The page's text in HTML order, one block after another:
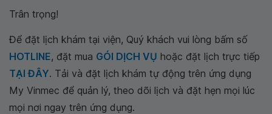
Trân trọng!
Để đặt lịch khám tại viện, Quý khách vui lòng bấm số
HOTLINE, đặt mua GÓI DỊCH VỤ hoặc đặt lịch trực tiếp
TẠI ĐÂY. Tải và đặt lịch khám tự động trên ứng dụng
My Vinmec để quản lý, theo dõi lịch và đặt hẹn mọi lúc
mọi nơi ngay trên ứng dụng.